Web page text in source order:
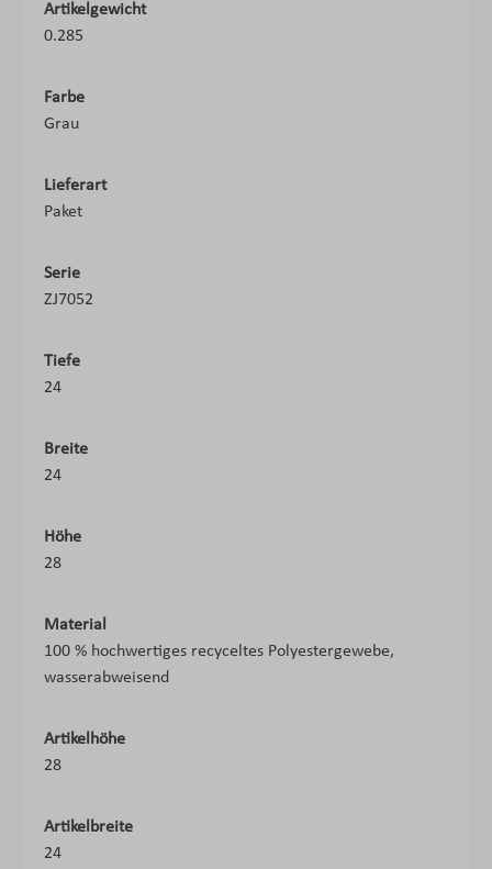
Artikelgewicht
0.285
Farbe
Grau
Lieferart
Paket
Serie
ZJ7052
Tiefe
24
Breite
24
Höhe
28
Material
100 % hochwertiges recyceltes Polyestergewebe,
wasserabweisend
Artikelhöhe
28
Artikelbreite
24